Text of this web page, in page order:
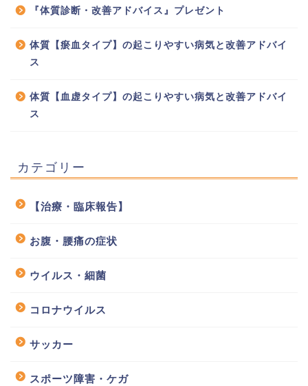
『体質診断・改善アドバイス』プレゼント
体質【瘀血タイプ】の起こりやすい病気と改善アドバイ
ス
体質【血虚タイプ】の起こりやすい病気と改善アドバイ
ス
カテゴリー
【治療・臨床報告】
お腹・腰痛の症状
ウイルス・細菌
コロナウイルス
サッカー
スポーツ障害・ケガ